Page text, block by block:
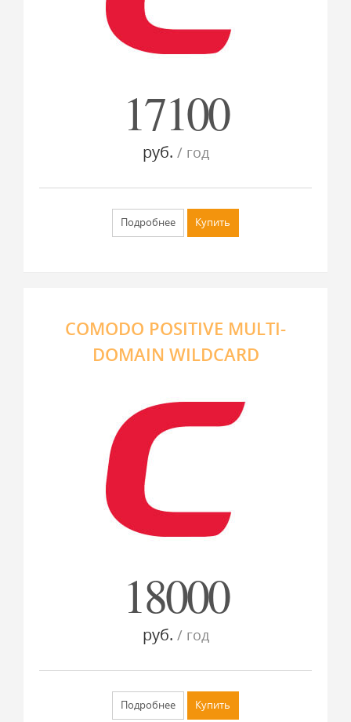
17100
руб. / год
Подробнее Купить
COMODO POSITIVE MULTI-
DOMAIN WILDCARD
18000
руб. / год
Подробнее Купить